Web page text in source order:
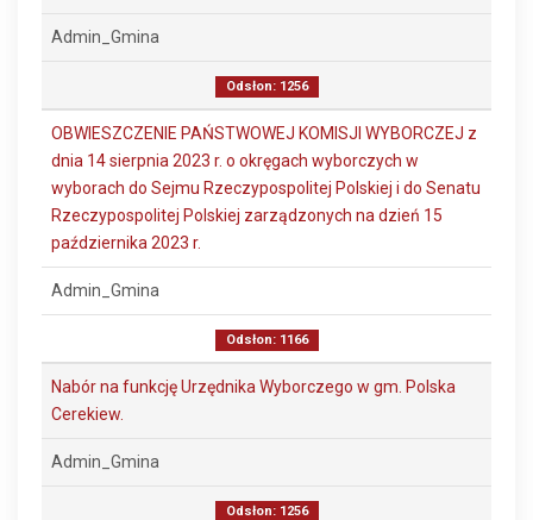
Admin_Gmina
Odsłon: 1256
OBWIESZCZENIE PAŃSTWOWEJ KOMISJI WYBORCZEJ z
dnia 14 sierpnia 2023 r. o okręgach wyborczych w
wyborach do Sejmu Rzeczypospolitej Polskiej i do Senatu
Rzeczypospolitej Polskiej zarządzonych na dzień 15
października 2023 r.
Admin_Gmina
Odsłon: 1166
Nabór na funkcję Urzędnika Wyborczego w gm. Polska
Cerekiew.
Admin_Gmina
Odsłon: 1256